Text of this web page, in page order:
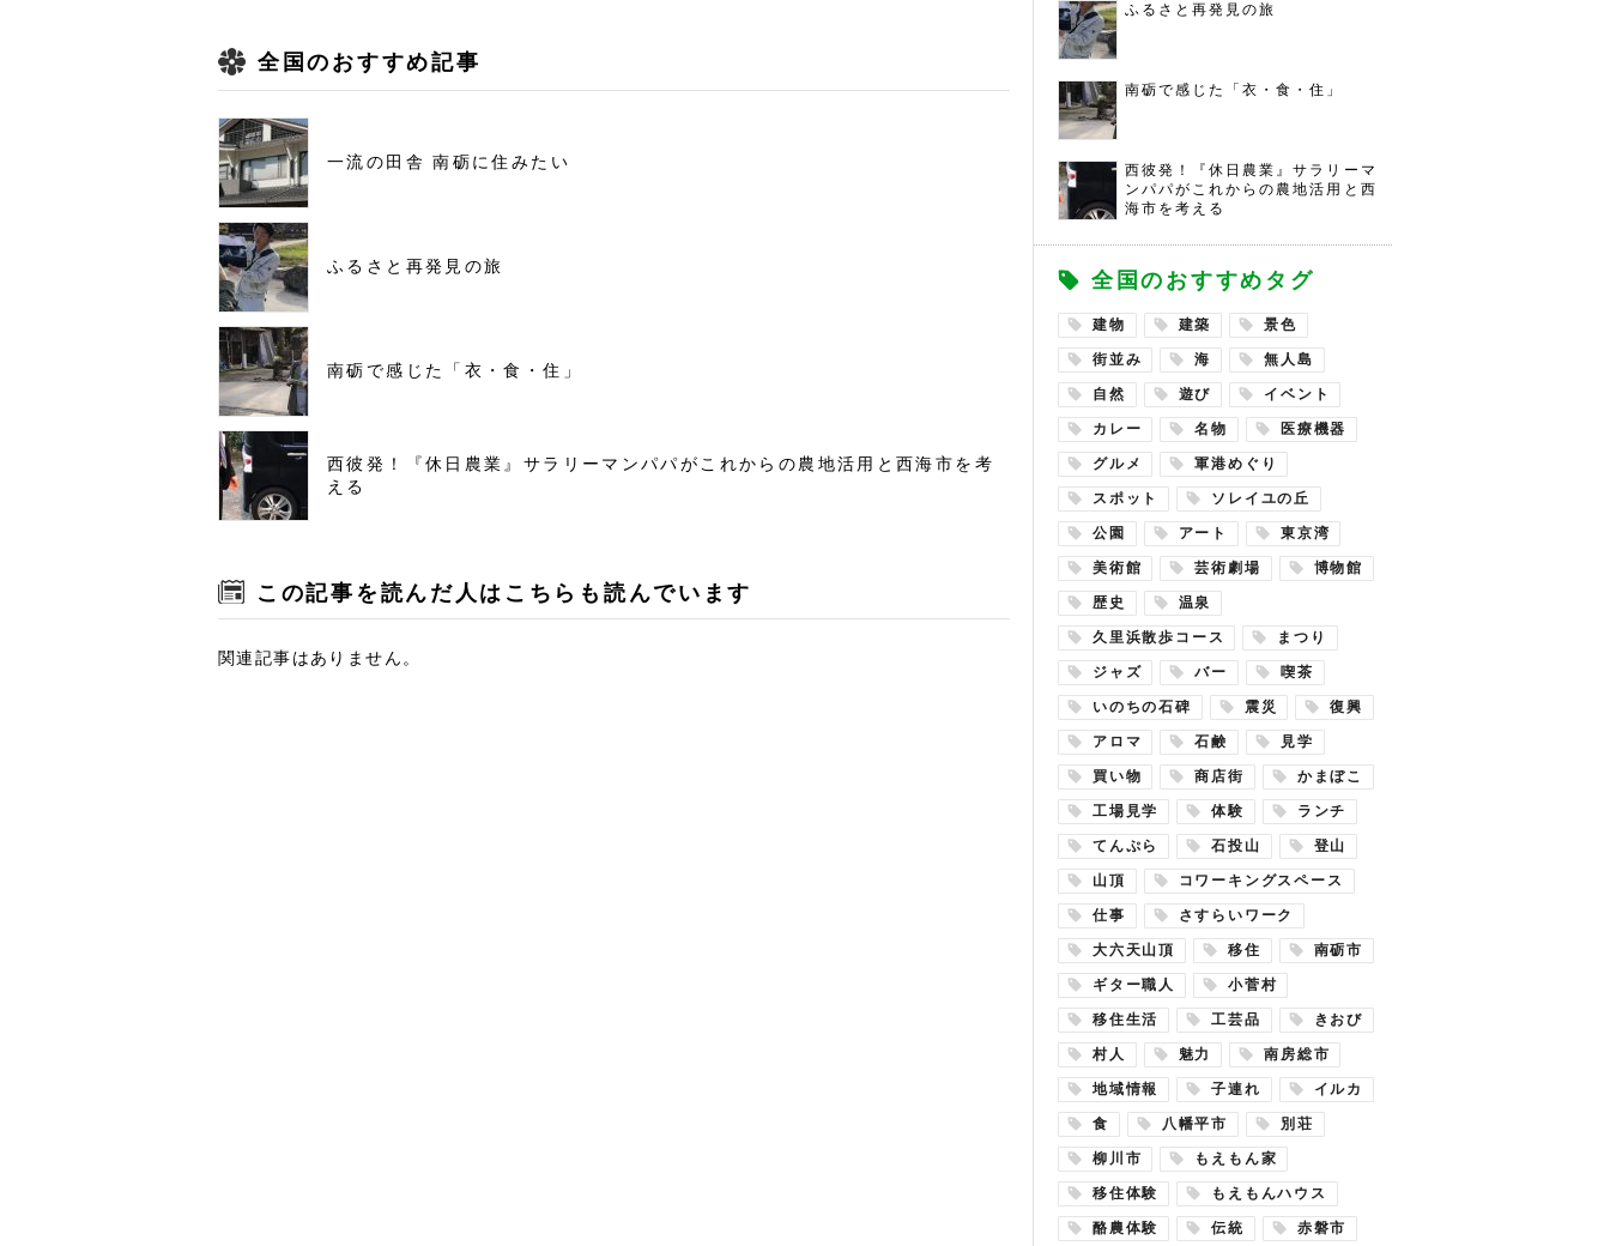
全国のおすすめ記事
一流の田舎 南砺に住みたい
ふるさと再発見の旅
南砺で感じた「衣・食・住」
西彼発！『休日農業』サラリーマンパパがこれからの農地活用と西海市を考
える
この記事を読んだ人はこちらも読んでいます
関連記事はありません。
ふるさと再発見の旅
南砺で感じた「衣・食・住」
西彼発！『休日農業』サラリーマ
ンパパがこれからの農地活用と西
海市を考える
全国のおすすめタグ
建物 建築 景色
街並み 海 無人島
自然 遊び イベント
カレー 名物 医療機器
グルメ 軍港めぐり
スポット ソレイユの丘
公園 アート 東京湾
美術館 芸術劇場 博物館
歴史 温泉
久里浜散歩コース まつり
ジャズ バー 喫茶
いのちの石碑 震災 復興
アロマ 石鹸 見学
買い物 商店街 かまぼこ
工場見学 体験 ランチ
てんぷら 石投山 登山
山頂 コワーキングスペース
仕事 さすらいワーク
大六天山頂 移住 南砺市
ギター職人 小菅村
移住生活 工芸品 きおび
村人 魅力 南房総市
地域情報 子連れ イルカ
食 八幡平市 別荘
柳川市 もえもん家
移住体験 もえもんハウス
酪農体験 伝統 赤磐市